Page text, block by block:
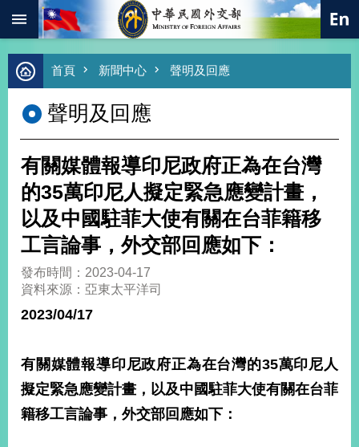
跳到主要內容區塊
進
階
尋
熱
總
合
外
交
價
值
經
濟
日
不
首頁 新聞中心 聲明及回應
聲明及回應
有關媒體報導印尼政府正為在台灣
的35萬印尼人擬定緊急應變計畫，
以及中國駐菲大使有關在台菲籍移
工言論事，外交部回應如下：
發布時間：2023-04-17
資料來源：亞東太平洋司
2023/04/17
有關媒體報導印尼政府正為在台灣的35萬印尼人
擬定緊急應變計畫，以及中國駐菲大使有關在台菲
籍移工言論事，外交部回應如下：